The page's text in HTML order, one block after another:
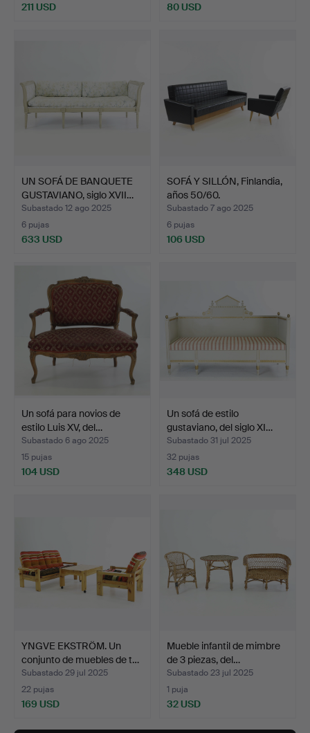
211 USD 80 USD
UN SOFÁ DE BANQUETE
GUSTAVIANO, siglo XVII…
Subastado 12 ago 2025
6 pujas
633 USD
SOFÁ Y SILLÓN, Finlandia,
años 50/60.
Subastado 7 ago 2025
6 pujas
106 USD
Un sofá para novios de
estilo Luis XV, del…
Subastado 6 ago 2025
15 pujas
104 USD
Un sofá de estilo
gustaviano, del siglo XI…
Subastado 31 jul 2025
32 pujas
348 USD
YNGVE EKSTRÖM. Un
conjunto de muebles de t…
Subastado 29 jul 2025
22 pujas
169 USD
Mueble infantil de mimbre
de 3 piezas, del…
Subastado 23 jul 2025
1 puja
32 USD